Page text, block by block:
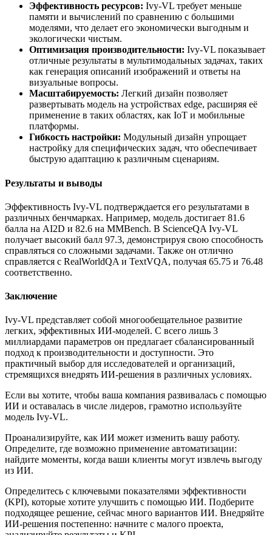
Эффективность ресурсов: Ivy-VL требует меньше
памяти и вычислений по сравнению с большими
моделями, что делает его экономически выгодным и
экологически чистым.
Оптимизация производительности: Ivy-VL показывает
отличные результаты в мультимодальных задачах, таких
как генерация описаний изображений и ответы на
визуальные вопросы.
Масштабируемость: Легкий дизайн позволяет
развертывать модель на устройствах edge, расширяя её
применение в таких областях, как IoT и мобильные
платформы.
Гибкость настройки: Модульный дизайн упрощает
настройку для специфических задач, что обеспечивает
быструю адаптацию к различным сценариям.
Результаты и выводы
Эффективность Ivy-VL подтверждается его результатами в
различных бенчмарках. Например, модель достигает 81.6
балла на AI2D и 82.6 на MMBench. В ScienceQA Ivy-VL
получает высокий балл 97.3, демонстрируя свою способность
справляться со сложными задачами. Также он отлично
справляется с RealWorldQA и TextVQA, получая 65.75 и 76.48
соответственно.
Заключение
Ivy-VL представляет собой многообещательное развитие
легких, эффективных ИИ-моделей. С всего лишь 3
миллиардами параметров он предлагает сбалансированный
подход к производительности и доступности. Это
практичный выбор для исследователей и организаций,
стремящихся внедрять ИИ-решения в различных условиях.
Если вы хотите, чтобы ваша компания развивалась с помощью
ИИ и оставалась в числе лидеров, грамотно используйте
модель Ivy-VL.
Проанализируйте, как ИИ может изменить вашу работу.
Определите, где возможно применение автоматизации:
найдите моменты, когда ваши клиенты могут извлечь выгоду
из ИИ.
Определитесь с ключевыми показателями эффективности
(KPI), которые хотите улучшить с помощью ИИ. Подберите
подходящее решение, сейчас много вариантов ИИ. Внедряйте
ИИ-решения постепенно: начните с малого проекта,